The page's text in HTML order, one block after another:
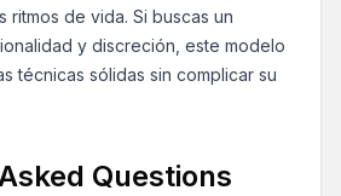
ritmos de vida. Si buscas un
y discreción, este modelo
técnicas sólidas sin complicar su
Questions